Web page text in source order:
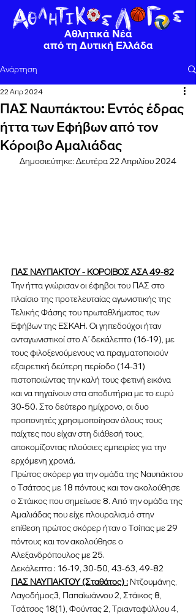
Αθλητικά Νέα
από τη Δυτική Ελλάδα
Ανάρτηση
ΠΑΣ Ναυπάκτου: Εντός έδρας
ήττα των Εφήβων από τον
Κόροιβο Αμαλιάδας
22 Απρ 2024
Δημοσιεύτηκε: Δευτέρα 22 Απριλίου 2024
ΠΑΣ ΝΑΥΠΑΚΤΟΥ - ΚΟΡΟΙΒΟΣ ΑΣΑ 49-82
Την ήττα γνώρισαν οι έφηβοι του ΠΑΣ στο
πλαίσιο της προτελευταίας αγωνιστικής της
Τελικής Φάσης του πρωταθλήματος των
Εφήβων της ΕΣΚΑΗ. Οι γηπεδούχοι ήταν
ανταγωνιστικοί στο Α΄ δεκάλεπτο (16-19), με
τους φιλοξενούμενους να πραγματοποιούν
εξαιρετική δεύτερη περίοδο (14-31)
πιστοποιώντας την καλή τους φετινή εικόνα
και να πηγαίνουν στα αποδυτήρια με το ευρύ
30-50. Στο δεύτερο ημίχρονο, οι δυο
προπονητές χρησιμοποίησαν όλους τους
παίχτες που είχαν στη διάθεσή τους,
αποκομίζοντας πλούσιες εμπειρίες για την
ερχόμενη χρονιά.
Πρώτος σκόρερ για την ομάδα της Ναυπάκτου
ο Τσάτσος με 18 πόντους και τον ακολούθησε
ο Στάικος που σημείωσε 8. Από την ομάδα της
Αμαλιάδας που είχε πλουραλισμό στην
επίθεση πρώτος σκόρερ ήταν ο Τσίπας με 29
πόντους και τον ακολούθησε ο
Αλεξανδρόπουλος με 25.
Δεκάλεπτα : 16-19, 30-50, 43-63, 49-82
ΠΑΣ ΝΑΥΠΑΚΤΟΥ (Σταθάτος) : Ντζουμάνης,
Λαγοδήμος3, Παπαϊωάννου 2, Στάικος 8,
Τσάτσος 18(1), Φούντας 2, Τριανταφύλλου 4,